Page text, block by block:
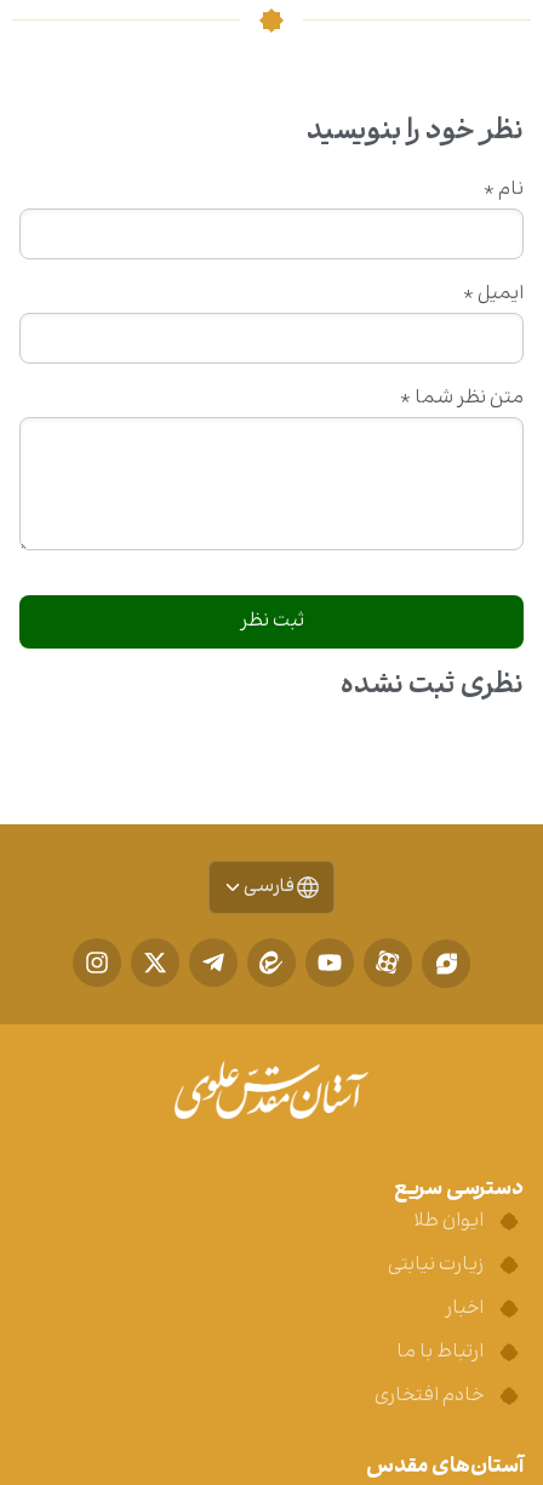
نظر خود را بنویسید
متن نظر شما *
نام *
ایمیل *
نظری ثبت نشده
فارسی
دسترسی سریع
ایوان طلا
زیارت نیابتی
اخبار
ارتباط با ما
خادم افتخاری
آستان‌های مقدس